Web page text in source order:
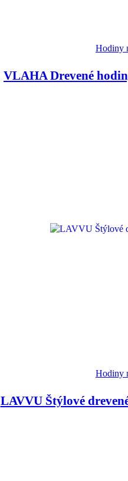
Hodiny
VLAHA Drevené
Hodiny
LAVVU Štýlové